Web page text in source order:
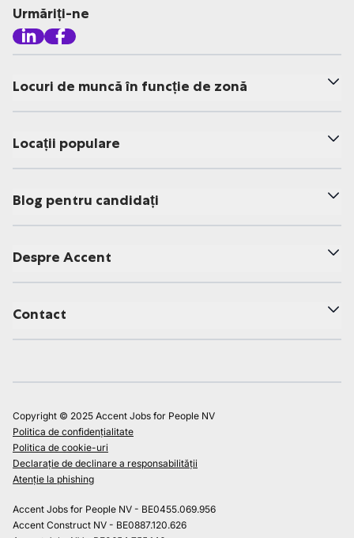
Urmăriți-ne
Locuri de muncă în funcție de zonă
Locații populare
Blog pentru candidați
Despre Accent
Contact
Copyright © 2025 Accent Jobs for People NV
Politica de confidențialitate
Politica de cookie-uri
Declarație de declinare a responsabilității
Atenție la phishing
Accent Jobs for People NV - BE0455.069.956
Accent Construct NV - BE0887.120.626